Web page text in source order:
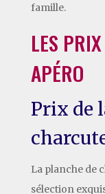
famille.
LES
APÉRO
Prix de
La planche de
sélection